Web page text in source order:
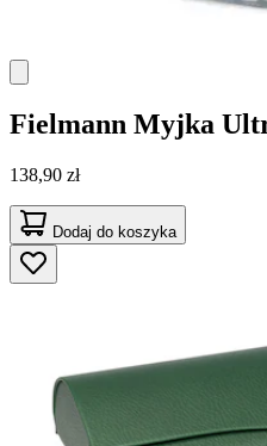
Fielmann Myjka
138,90 zł
Dodaj do koszyka